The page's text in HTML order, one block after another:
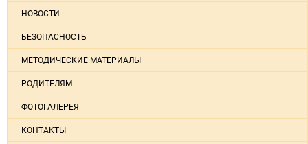
НОВОСТИ
БЕЗОПАСНОСТЬ
МЕТОДИЧЕСКИЕ МАТЕРИАЛЫ
РОДИТЕЛЯМ
ФОТОГАЛЕРЕЯ
КОНТАКТЫ